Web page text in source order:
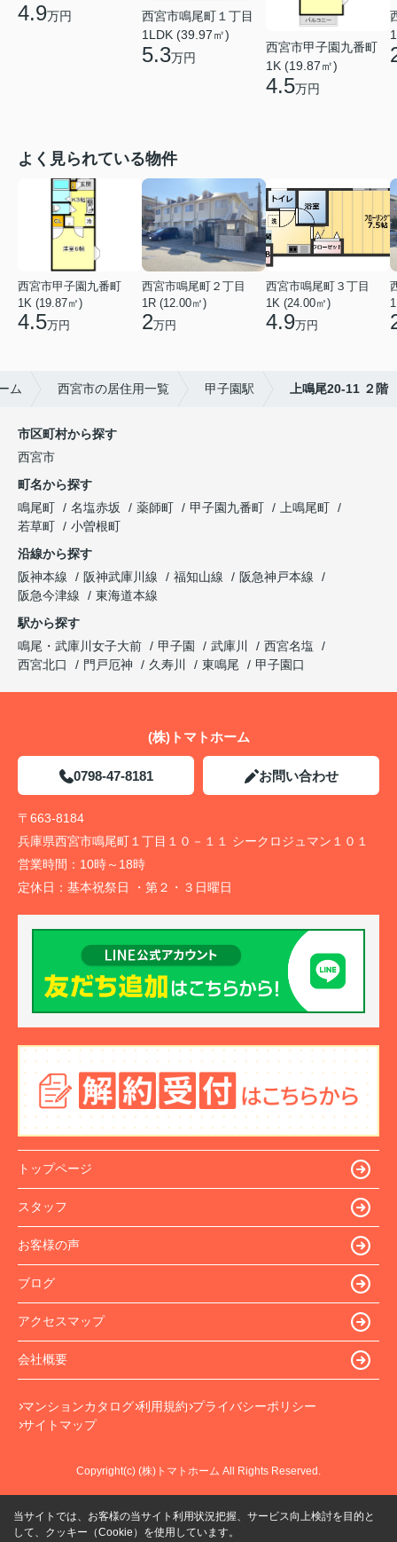
4.9万円
西宮市鳴尾町１丁目
1LDK (39.97㎡)
5.3万円
西宮市甲子園九番町
1K (19.87㎡)
4.5万円
よく見られている物件
西宮市甲子園九番町
1K (19.87㎡)
4.5万円
西宮市鳴尾町２丁目
1R (12.00㎡)
2万円
西宮市鳴尾町３丁目
1K (24.00㎡)
4.9万円
ム 西宮市の居住用一覧 甲子園駅 上鳴尾20-11 ２階
市区町村から探す
西宮市
町名から探す
鳴尾町
名塩赤坂 薬師町 甲子園九番町
上鳴尾町
若草町
小曽根町
沿線から探す
阪神本線
阪神武庫川線 福知山線
阪急神戸本線
阪急今津線
東海道本線
駅から探す
鳴尾・武庫川女子大前
甲子園 武庫川
西宮名塩
西宮北口
門戸厄神 久寿川 東鳴尾 甲子園口
(株)トマトホーム
0798-47-8181 お問い合わせ
〒663-8184
兵庫県西宮市鳴尾町１丁目１０－１１ シークロジュマン１０１
営業時間： 10時～18時
定休日： 基本祝祭日 ・第２・３日曜日
トップページ
スタッフ
お客様の声
ブログ
アクセスマップ
会社概要
マンションカタログ 利用規約 プライバシーポリシー
サイトマップ
Copyright(c) (株)トマトホーム All Rights Reserved.
当サイトでは、お客様の当サイト利用状況把握、サービス向上検討を目的と
して、クッキー（Cookie）を使用しています。